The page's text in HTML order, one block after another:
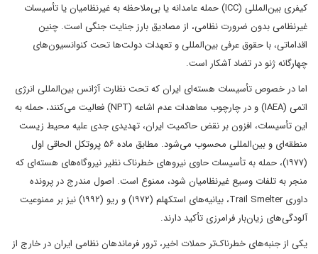
کیفری بین‌المللی (ICC) حمله عامدانه یا بی‌ملاحظه به غیرنظامیان یا تأسیسات
غیرنظامی بدون ضرورت نظامی، از مصادیق بارز جنایت جنگی است. چنین
اقداماتی، با حقوق عرفی بین‌المللی و تعهدات دولت‌ها تحت کنوانسیون‌های
چهارگانه ژنو در تضاد آشکار است.
اما در خصوص تأسیسات هسته‌ای ایران که تحت نظارت آژانس بین‌المللی انرژی
اتمی (IAEA) و در چارچوب معاهدات عدم اشاعه (NPT) فعالیت می‌کنند، حمله به
این تأسیسات، افزون بر نقض حاکمیت ایران، تهدیدی جدی علیه محیط زیست
منطقه‌ای و بین‌المللی محسوب می‌شود. مطابق ماده ۵۶ پروتکل الحاقی اول
(۱۹۷۷)، حمله به تأسیسات حاوی نیروهای خطرناک نظیر نیروگاه‌های هسته‌ای که
منجر به تلفات وسیع غیرنظامیان شود، ممنوع است. اصول مندرج در پرونده
داوری Trail Smelter، بیانیه‌های استکهلم (۱۹۷۲) و ریو (۱۹۹۲) نیز بر ممنوعیت
آلودگی‌های زیان‌بار فرامرزی تأکید دارند.
یکی از جنبه‌های خطرناک‌تر حملات اخیر، ترور فرماندهان نظامی ایران در خارج از